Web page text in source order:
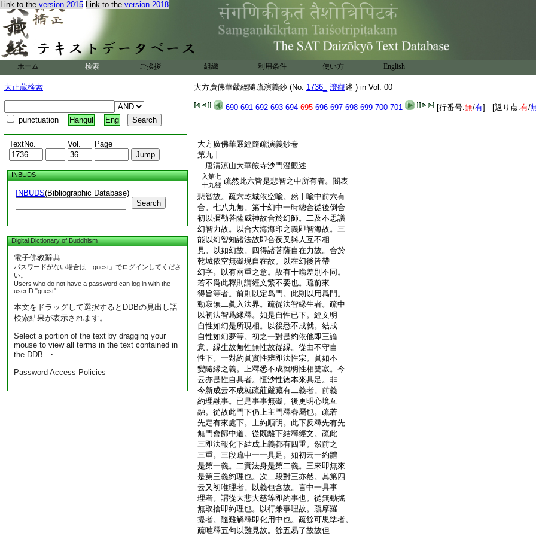
Link to the version 2015 Link to the version 2018
ホーム 検索 ご挨拶 組織 利用条件 使い方 English
大正蔵検索
punctuation Hangul Eng
TextNo. Vol. Page
INBUDS
INBUDS(Bibliographic Database)
Search
Digital Dictionary of Buddhism
電子佛教辭典
パスワードがない場合は「guest」でログインしてくださ
い。
Users who do not have a password can log in with the
userID "guest".
本文をドラッグして選択するとDDBの見出し語
検索結果が表示されます。
Select a portion of the text by dragging your
mouse to view all terms in the text contained in
the DDB. ・
Password Access Policies
大方廣佛華嚴經隨疏演義鈔 (No. 1736_ 澄觀述 ) in Vol. 00
690 691 692 693 694 695 696 697 698 699 700 701 [行番号:無/有] [返り点:有/
此鳥本出雪山在
能鳴。其音和雅聽者無
厭。摩訶那伽此云大龍。亦云大象。今此力
士力如龍象。八如人下八地徳中摩竭魚者。
此云大體也。謂即此方巨鼇之類。兩目如
日。張口如暗谷。能呑大舟。凡出濆流即如
潮上。噏水如壑。高下如山。大者可長二百
餘里。安繕那青色藥也
大方廣佛華嚴經隨疏演義鈔卷
第九十
唐清涼山大華嚴寺沙門澄觀述
入第七
十九經 疏然此六皆是悲智之中所有者。閣表
悲智故。疏六乾城依空喩。然十喩中前六有
合。七八九無。第十幻中一時總合從後倒合
初以彌勒菩薩威神故合於幻師。二及不思議
幻智力故。以合大海海印之義即智海故。三
能以幻智知諸法故即合夜叉與人互不相
見。以如幻故。四得諸菩薩自在力故。合於
乾城依空無礙現自在故。以在幻後皆帶
幻字。以有兩重之意。故有十喩差別不同。
若不爲此釋則謂經文繁不要也。疏前來
得旨等者。前則以定爲門。此則以用爲門。
動寂無二眞入法界。疏從法智縁生者。疏中
以初法智爲縁釋。如是自性已下。經文明
自性如幻是所現相。以後悉不成就。結成
自性如幻夢等。初之一對是約依他即三論
意。縁生故無性無性故從縁。從由不守自
性下。一對約眞實性辨即法性宗。眞如不
變隨縁之義。上釋悉不成就明性相雙寂。今
云亦是性自具者。恒沙性徳本來具足。非
今新成云不成就疏莊嚴藏有二義者。前義
約理融事。已是事事無礙。後更明心境互
融。從故此門下仍上主門釋眷屬也。疏若
先定有來處下。上約順明。此下反釋先有先
無門會歸中道。從既離下結釋經文。疏此
三即法報化下結成上義都有四重。然前之
三重。三段疏中一一具足。如初云一約體
是第一義。二實法身是第二義。三來即無來
是第三義約理也。次二段對三亦然。其第四
云又初唯理者。以義包含故。言中一具事
理者。謂從大悲大慈等即約事也。從無動搖
無取捨即約理也。以行兼事理故。疏摩羅
提者。隨難解釋即化用中也。疏餘可思準者。
疏唯釋五句以難見故。餘五易了故故但